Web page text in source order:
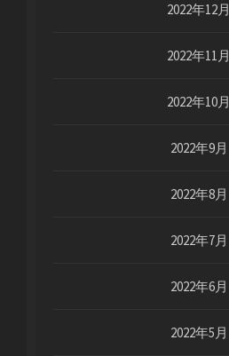
2022年12月
2022年11月
2022年10月
2022年9月
2022年8月
2022年7月
2022年6月
2022年5月